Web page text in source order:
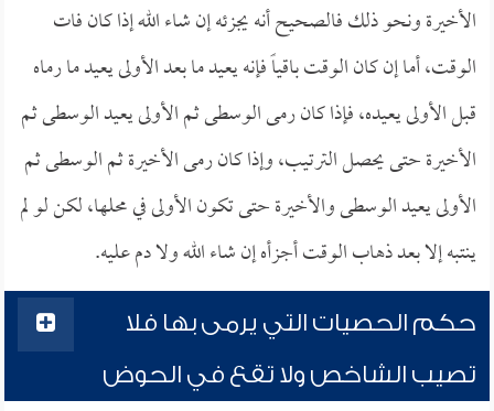
الأخيرة ونحو ذلك فالصحيح أنه يجزئه إن شاء الله إذا كان فات
الوقت، أما إن كان الوقت باقياً فإنه يعيد ما بعد الأولى يعيد ما رماه
قبل الأولى يعيده، فإذا كان رمى الوسطى ثم الأولى يعيد الوسطى ثم
الأخيرة حتى يحصل الترتيب، وإذا كان رمى الأخيرة ثم الوسطى ثم
الأولى يعيد الوسطى والأخيرة حتى تكون الأولى في محلها، لكن لو لم
ينتبه إلا بعد ذهاب الوقت أجزأه إن شاء الله ولا دم عليه.
حكم الحصيات التي يرمى بها فلا
تصيب الشاخص ولا تقع في الحوض